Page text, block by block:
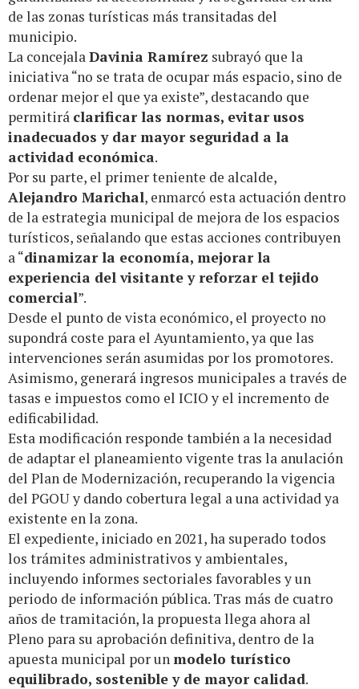
de las zonas turísticas más transitadas del
municipio.
La concejala Davinia Ramírez subrayó que la
iniciativa “no se trata de ocupar más espacio, sino de
ordenar mejor el que ya existe”, destacando que
permitirá clarificar las normas, evitar usos
inadecuados y dar mayor seguridad a la
actividad económica.
Por su parte, el primer teniente de alcalde,
Alejandro Marichal, enmarcó esta actuación dentro
de la estrategia municipal de mejora de los espacios
turísticos, señalando que estas acciones contribuyen
a “dinamizar la economía, mejorar la
experiencia del visitante y reforzar el tejido
comercial”.
Desde el punto de vista económico, el proyecto no
supondrá coste para el Ayuntamiento, ya que las
intervenciones serán asumidas por los promotores.
Asimismo, generará ingresos municipales a través de
tasas e impuestos como el ICIO y el incremento de
edificabilidad.
Esta modificación responde también a la necesidad
de adaptar el planeamiento vigente tras la anulación
del Plan de Modernización, recuperando la vigencia
del PGOU y dando cobertura legal a una actividad ya
existente en la zona.
El expediente, iniciado en 2021, ha superado todos
los trámites administrativos y ambientales,
incluyendo informes sectoriales favorables y un
periodo de información pública. Tras más de cuatro
años de tramitación, la propuesta llega ahora al
Pleno para su aprobación definitiva, dentro de la
apuesta municipal por un modelo turístico
equilibrado, sostenible y de mayor calidad.